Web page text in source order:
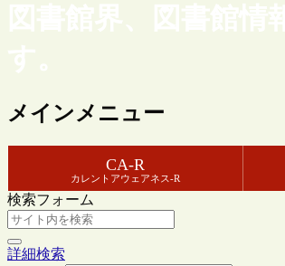
図書館界、図書館
す。
メインメニュー
CA-R
カレントアウェアネス-R
検索フォーム
詳細検索